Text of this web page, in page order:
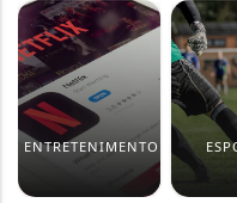
ENTRETENIMENTO